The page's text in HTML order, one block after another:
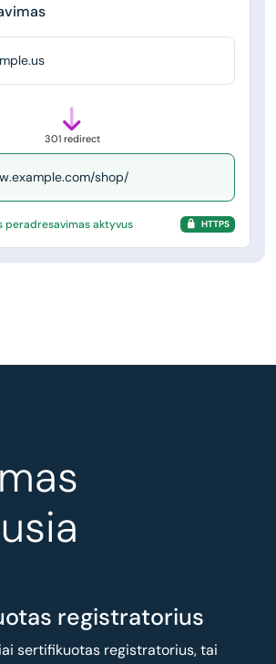
301 redirect
shop/
peradresavimas aktyvus HTTPS
registratorius
sertifikuotas registratorius, tai